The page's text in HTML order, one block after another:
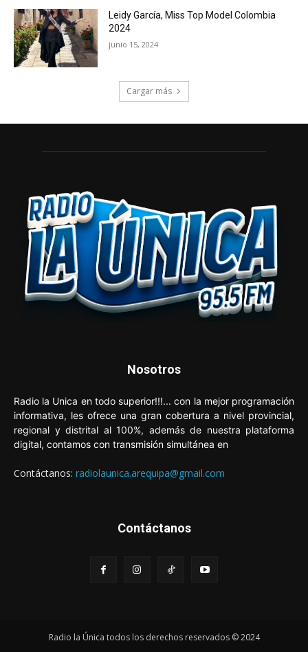
Leidy García, Miss Top Model Colombia
2024
junio 15, 2024
Cargar más
Nosotros
Radio la Unica en todo superior!!!... con la mejor programación
informativa, les ofrece una gran cobertura a nivel provincial,
regional y distrital al 100%, además de nuestra plataforma
digital, contamos con transmisión simultánea en
Contáctanos: radiolaunica.arequipa@gmail.com
Contáctanos
Radio la Única todos los derechos reservados © 2024